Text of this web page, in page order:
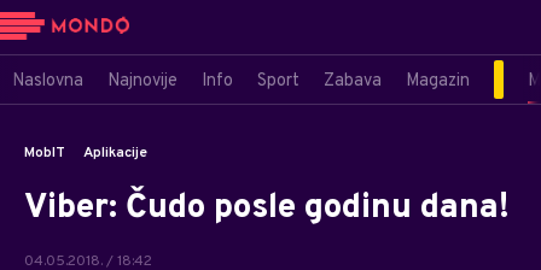
Naslovna Najnovije Info Sport Zabava Magazin
MobIT Aplikacije
Viber: Čudo posle godinu dana!
04.05.2018. / 18:42